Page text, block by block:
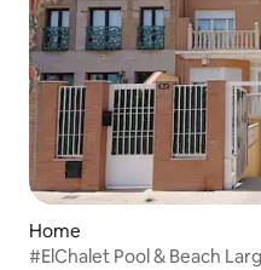
Home
#ElChalet Pool & Beach